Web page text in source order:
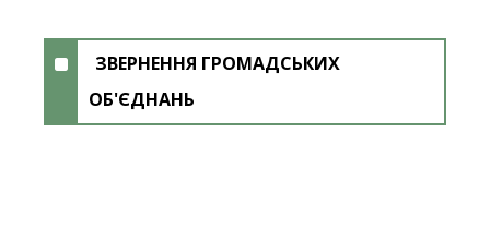
ЗВЕРНЕННЯ ГРОМАДСЬКИХ
ОБ'ЄДНАНЬ